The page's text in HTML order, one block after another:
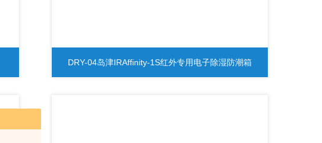
DRY-04岛津IRAffinity-1S红外专用电子除湿防潮箱